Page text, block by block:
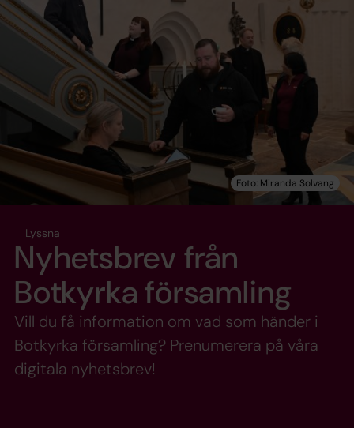
Lyssna
Nyhetsbrev från
Botkyrka församling
Vill du få information om vad som händer i
Botkyrka församling? Prenumerera på våra
digitala nyhetsbrev!